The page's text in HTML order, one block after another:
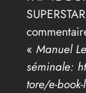
« Manuel
séminale:
tore/e-